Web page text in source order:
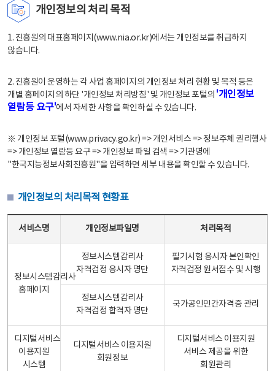
개인정보의 처리 목적
1. 진흥원의 대표홈페이지(www.nia.or.kr)에서는 개인정보를 취급하지
않습니다.
2. 진흥원이 운영하는 각 사업 홈페이지의 개인정보 처리 현황 및 목적 등은
개별 홈페이지의 하단 '개인정보 처리방침' 및 개인정보 포털의 '개인정보
열람등 요구'에서 자세한 사항을 확인하실 수 있습니다.
※ 개인정보 포털(www.privacy.go.kr) => 개인서비스 => 정보주체 권리행사
=> 개인정보 열람등 요구 => 개인정보 파일 검색 => 기관명에
"한국지능정보사회진흥원"을 입력하면 세부 내용을 확인할 수 있습니다.
개인정보의 처리목적 현황표
서비스명 개인정보파일명 처리목적
정보시스템감리사
홈페이지
정보시스템감리사
자격검정 응시자 명단
필기시험 응시자 본인확인
자격검정 원서접수 및 시행
정보시스템감리사
자격검정 합격자 명단
국가공인민간자격증 관리
디지털서비스
이용지원
시스템
디지털서비스 이용지원
회원정보
디지털서비스 이용지원
서비스 제공을 위한
회원관리